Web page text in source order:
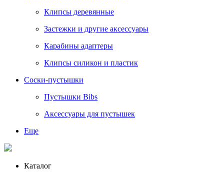
Клипсы деревянные
Застежки и другие аксессуары
Карабины адаптеры
Клипсы силикон и пластик
Соски-пустышки
Пустышки Bibs
Аксессуары для пустышек
Еще
Каталог